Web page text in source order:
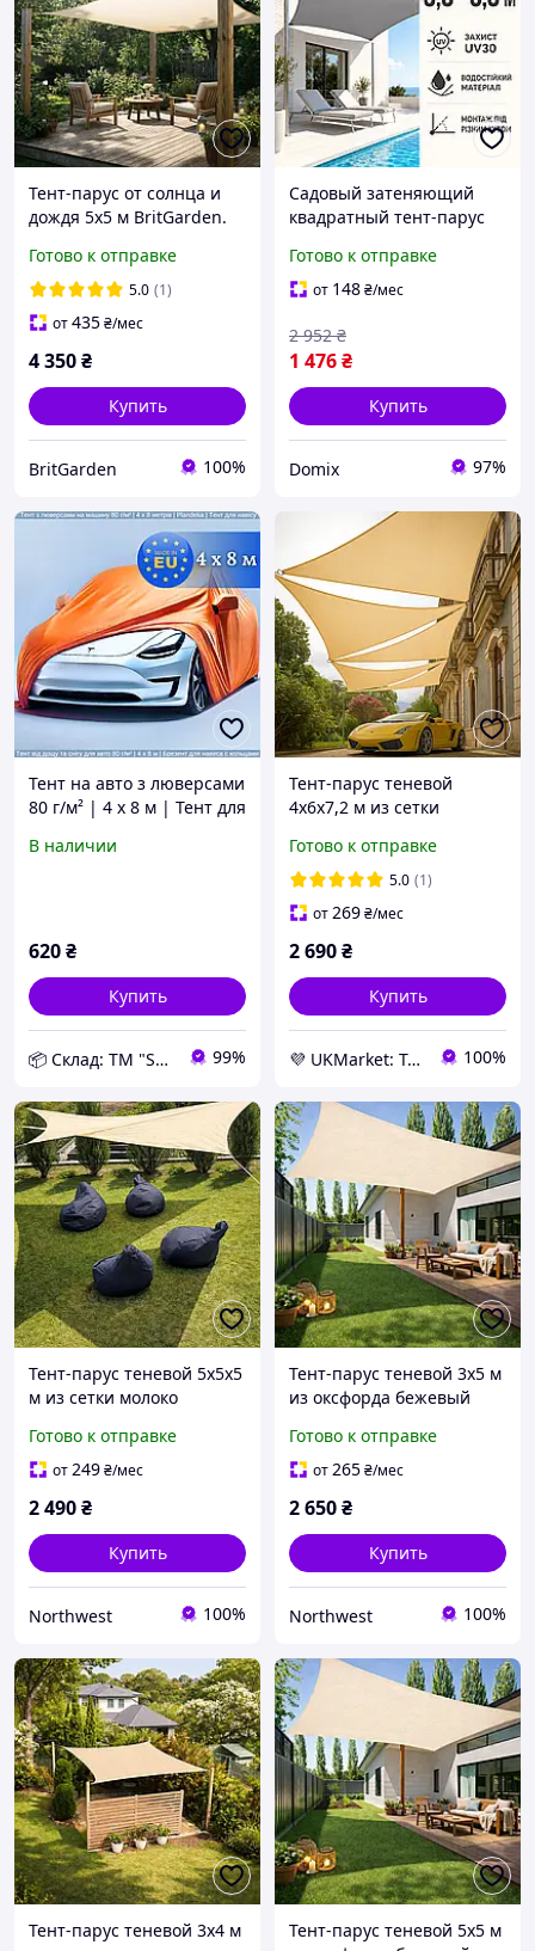
Тент-парус от солнца и
дождя 5х5 м BritGarden.
тент из оксфорда,
бежевый. Тень 95%
Готово к отправке
5.0 (1)
от435₴/мес
4 350₴
Купить
BritGarden 100%
Садовый затеняющий
квадратный тент-парус
навеса, Теневые паруса
для беседки и на пляж
Готово к отправке
от 148₴/мес
1 476₴
2 952 ₴
Купить
Domix 97%
Тент на авто з люверсами
80 г/м² | 4 х 8 м | Тент для
м'який | Тент для
В наличии
620₴
Купить
📦 Склад: ТМ "Shadow" 99%
Тент-парус теневой
4х6х7,2 м из сетки
90%. Тент для навеса,
тент от солнца -
UKMarket-
Готово к отправке
5.0 (1)
от269₴/мес
2 690₴
Купить
💜 UKMarket: Товары для дома и сада: тенты, шторы, мягкие окна, мебель. Товары для спорта. Техника 100%
Тент-парус теневой 5х5х5
м из сетки молоко
Тент для навеса, тент от
солнца Northwest
Готово к отправке
от249₴/мес
2 490₴
Купить
Northwest 100%
Тент-парус теневой 3х5 м
из оксфорда бежевый
Тент для навеса, тент от
солнца и дождя
Готово к отправке
от265₴/мес
2 650₴
Купить
Northwest 100%
Тент-парус теневой 3х4 м
Тент-парус теневой 5х5 м